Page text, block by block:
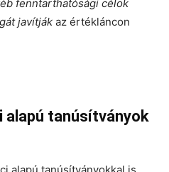
fenntarthatósági célok
javítják az értékláncon
alapú tanúsítványok